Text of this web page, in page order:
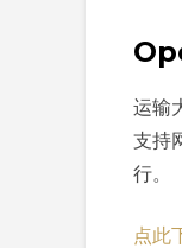
运输
支持
行。
点此